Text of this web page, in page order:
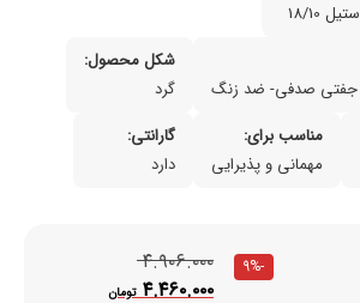
18/10
جفتی صدفی- ضد زنگ
شکل محصول:
گرد
مناسب برای:
مهمانی و پذیرایی
گارانتی:
دارد
۴.۹۰۶.۰۰۰
۴.۴۶۰.۰۰۰ تومان
-9%